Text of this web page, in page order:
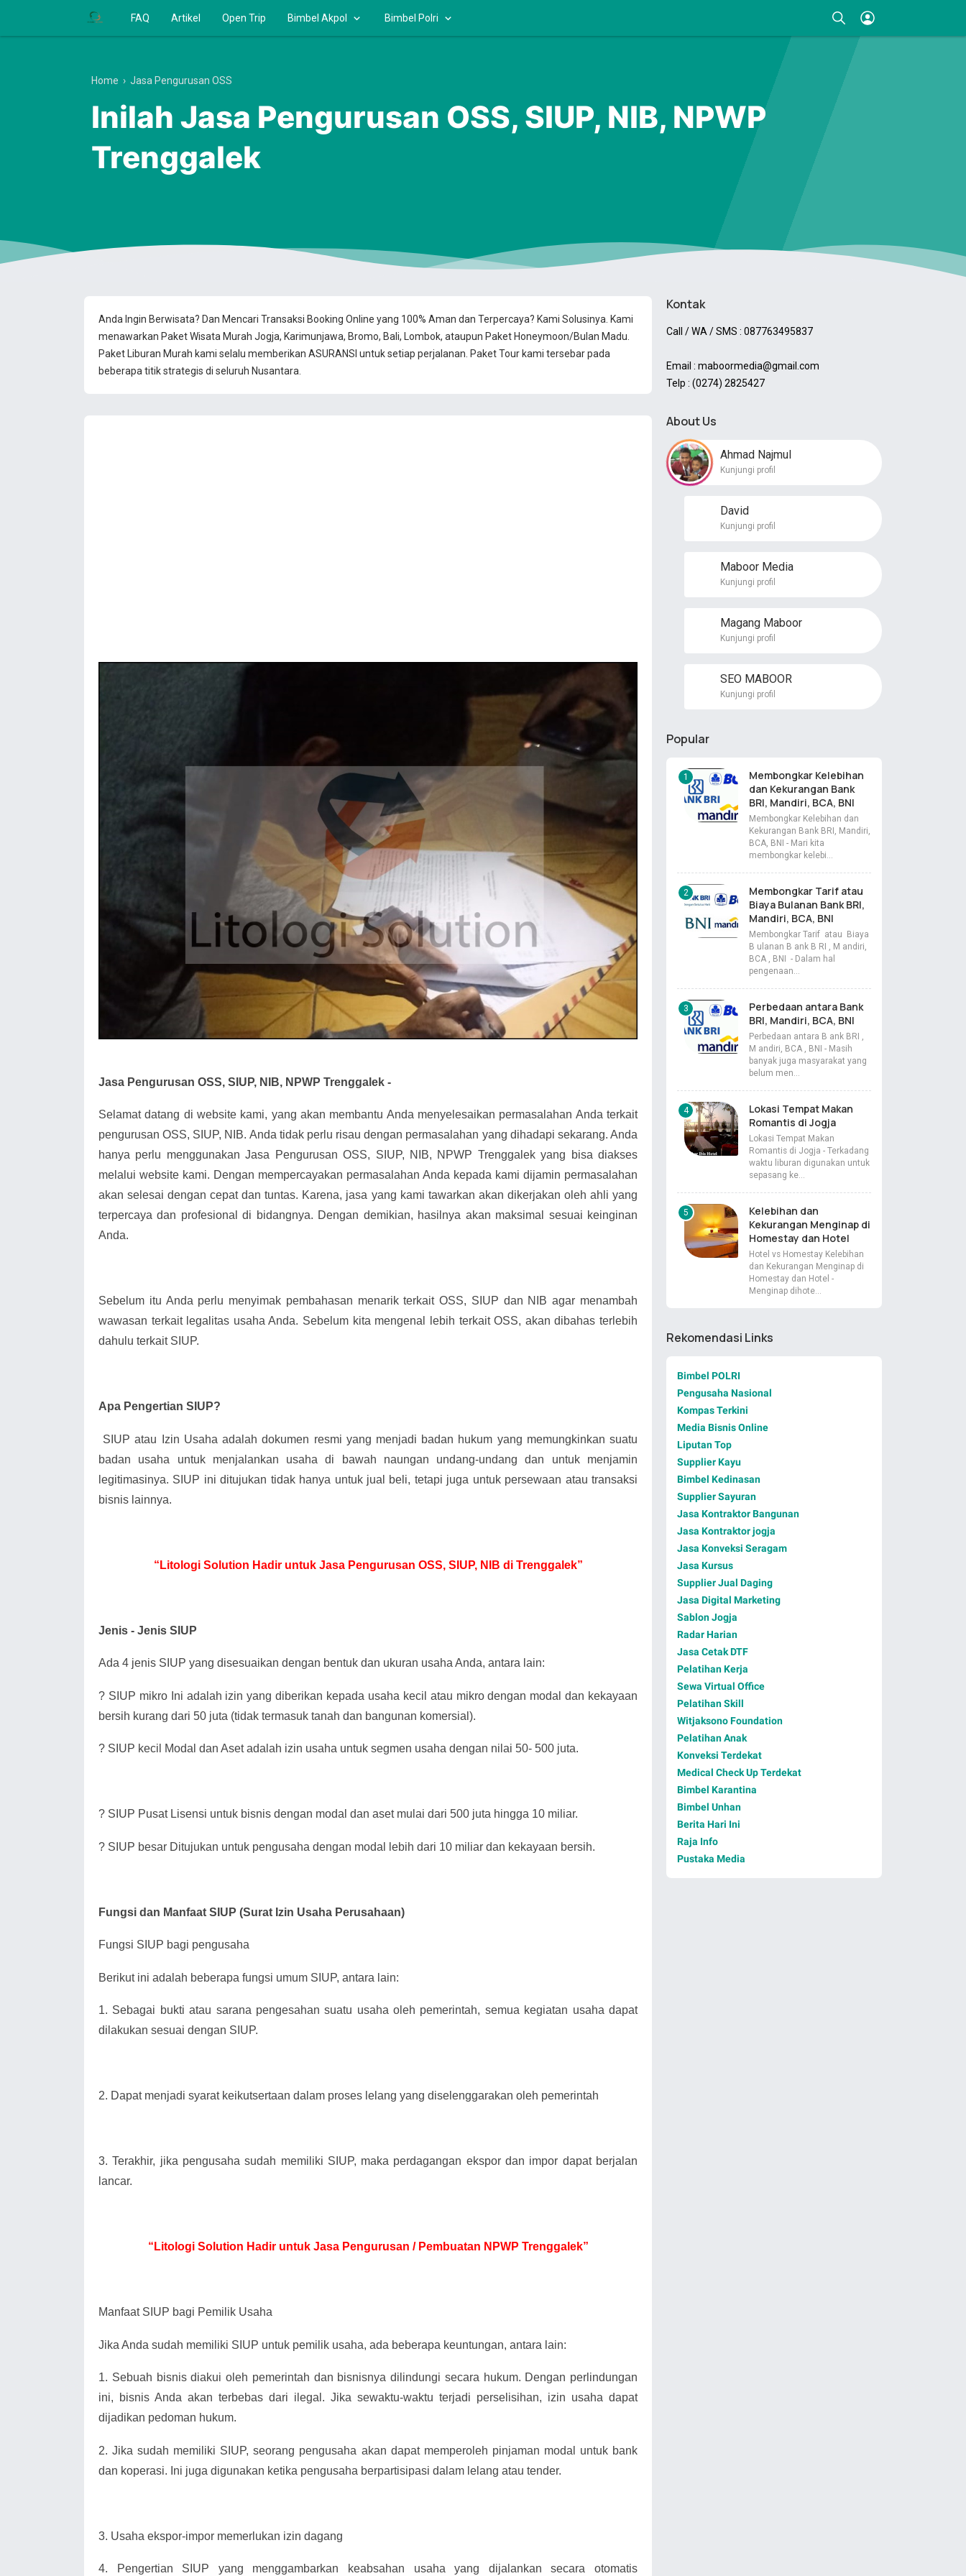
FAQ Artikel Open Trip Bimbel Akpol Bimbel Polri
Anda Ingin Berwisata? Dan Mencari Transaksi Booking Online yang 100% Aman dan Terpercaya? Kami Solusinya. Kami
menawarkan Paket Wisata Murah Jogja, Karimunjawa, Bromo, Bali, Lombok, ataupun Paket Honeymoon/Bulan Madu.
Paket Liburan Murah kami selalu memberikan ASURANSI untuk setiap perjalanan. Paket Tour kami tersebar pada
beberapa titik strategis di seluruh Nusantara.
Home › Jasa Pengurusan OSS
Inilah Jasa Pengurusan OSS, SIUP, NIB, NPWP
Trenggalek
Jasa Pengurusan OSS, SIUP, NIB, NPWP Trenggalek -
Selamat datang di website kami, yang akan membantu Anda menyelesaikan permasalahan Anda terkait
pengurusan OSS, SIUP, NIB. Anda tidak perlu risau dengan permasalahan yang dihadapi sekarang. Anda
hanya perlu menggunakan Jasa Pengurusan OSS, SIUP, NIB, NPWP Trenggalek yang bisa diakses
melalui website kami. Dengan mempercayakan permasalahan Anda kepada kami dijamin permasalahan
akan selesai dengan cepat dan tuntas. Karena, jasa yang kami tawarkan akan dikerjakan oleh ahli yang
terpercaya dan profesional di bidangnya. Dengan demikian, hasilnya akan maksimal sesuai keinginan
Anda.
Sebelum itu Anda perlu menyimak pembahasan menarik terkait OSS, SIUP dan NIB agar menambah
wawasan terkait legalitas usaha Anda. Sebelum kita mengenal lebih terkait OSS, akan dibahas terlebih
dahulu terkait SIUP.
Apa Pengertian SIUP?
SIUP atau Izin Usaha adalah dokumen resmi yang menjadi badan hukum yang memungkinkan suatu
badan usaha untuk menjalankan usaha di bawah naungan undang-undang dan untuk menjamin
legitimasinya. SIUP ini ditujukan tidak hanya untuk jual beli, tetapi juga untuk persewaan atau transaksi
bisnis lainnya.
“Litologi Solution Hadir untuk Jasa Pengurusan OSS, SIUP, NIB di Trenggalek”
Jenis - Jenis SIUP
Ada 4 jenis SIUP yang disesuaikan dengan bentuk dan ukuran usaha Anda, antara lain:
? SIUP mikro Ini adalah izin yang diberikan kepada usaha kecil atau mikro dengan modal dan kekayaan
bersih kurang dari 50 juta (tidak termasuk tanah dan bangunan komersial).
? SIUP kecil Modal dan Aset adalah izin usaha untuk segmen usaha dengan nilai 50- 500 juta.
? SIUP Pusat Lisensi untuk bisnis dengan modal dan aset mulai dari 500 juta hingga 10 miliar.
? SIUP besar Ditujukan untuk pengusaha dengan modal lebih dari 10 miliar dan kekayaan bersih.
Fungsi dan Manfaat SIUP (Surat Izin Usaha Perusahaan)
Fungsi SIUP bagi pengusaha
Berikut ini adalah beberapa fungsi umum SIUP, antara lain:
1. Sebagai bukti atau sarana pengesahan suatu usaha oleh pemerintah, semua kegiatan usaha dapat
dilakukan sesuai dengan SIUP.
2. Dapat menjadi syarat keikutsertaan dalam proses lelang yang diselenggarakan oleh pemerintah
3. Terakhir, jika pengusaha sudah memiliki SIUP, maka perdagangan ekspor dan impor dapat berjalan
lancar.
“Litologi Solution Hadir untuk Jasa Pengurusan / Pembuatan NPWP Trenggalek”
Manfaat SIUP bagi Pemilik Usaha
Jika Anda sudah memiliki SIUP untuk pemilik usaha, ada beberapa keuntungan, antara lain:
1. Sebuah bisnis diakui oleh pemerintah dan bisnisnya dilindungi secara hukum. Dengan perlindungan
ini, bisnis Anda akan terbebas dari ilegal. Jika sewaktu-waktu terjadi perselisihan, izin usaha dapat
dijadikan pedoman hukum.
2. Jika sudah memiliki SIUP, seorang pengusaha akan dapat memperoleh pinjaman modal untuk bank
dan koperasi. Ini juga digunakan ketika pengusaha berpartisipasi dalam lelang atau tender.
3. Usaha ekspor-impor memerlukan izin dagang
4. Pengertian SIUP yang menggambarkan keabsahan usaha yang dijalankan secara otomatis
Kontak
Call / WA / SMS : 087763495837
Email : maboormedia@gmail.com
Telp : (0274) 2825427
About Us
Ahmad Najmul
Kunjungi profil
David
Kunjungi profil
Maboor Media
Kunjungi profil
Magang Maboor
Kunjungi profil
SEO MABOOR
Kunjungi profil
Popular
Membongkar Kelebihan
dan Kekurangan Bank
BRI, Mandiri, BCA, BNI
Membongkar Kelebihan dan
Kekurangan Bank BRI, Mandiri,
BCA, BNI - Mari kita
membongkar kelebi…
Membongkar Tarif atau
Biaya Bulanan Bank BRI,
Mandiri, BCA, BNI
Membongkar Tarif atau Biaya
B ulanan B ank B RI , M andiri,
BCA , BNI - Dalam hal
pengenaan…
Perbedaan antara Bank
BRI, Mandiri, BCA, BNI
Perbedaan antara B ank BRI ,
M andiri, BCA , BNI - Masih
banyak juga masyarakat yang
belum men…
Lokasi Tempat Makan
Romantis di Jogja
Lokasi Tempat Makan
Romantis di Jogja - Terkadang
waktu liburan digunakan untuk
sepasang ke…
Kelebihan dan
Kekurangan Menginap di
Homestay dan Hotel
Hotel vs Homestay Kelebihan
dan Kekurangan Menginap di
Homestay dan Hotel -
Menginap dihote…
Rekomendasi Links
Bimbel POLRI
Pengusaha Nasional
Kompas Terkini
Media Bisnis Online
Liputan Top
Supplier Kayu
Bimbel Kedinasan
Supplier Sayuran
Jasa Kontraktor Bangunan
Jasa Kontraktor jogja
Jasa Konveksi Seragam
Jasa Kursus
Supplier Jual Daging
Jasa Digital Marketing
Sablon Jogja
Radar Harian
Jasa Cetak DTF
Pelatihan Kerja
Sewa Virtual Office
Pelatihan Skill
Witjaksono Foundation
Pelatihan Anak
Konveksi Terdekat
Medical Check Up Terdekat
Bimbel Karantina
Bimbel Unhan
Berita Hari Ini
Raja Info
Pustaka Media